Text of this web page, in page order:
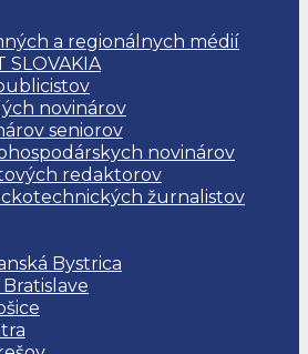
a regionálnych médií
SLOVAKIA
novinárov
seniorov
novinárov
redaktorov
žurnalistov
Bystrica